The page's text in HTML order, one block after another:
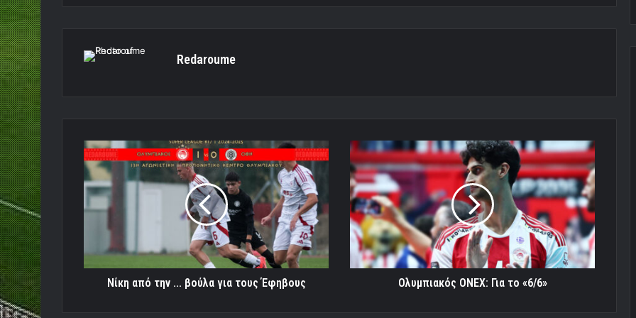
Redaroume
Νίκη
από
την
...
βούλα
Έφηβους
Νίκη από την ... βούλα για τους Έφηβους
Ολυμπιακός
ONEX:
Για
το
«6/6»
Ολυμπιακός ONEX: Για το «6/6»